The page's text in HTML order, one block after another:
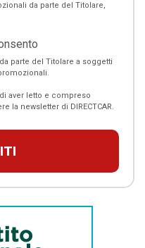
da parte del Titolare,
parte del Titolare a soggetti
aver letto e compreso
la newsletter di DIRECTCAR.